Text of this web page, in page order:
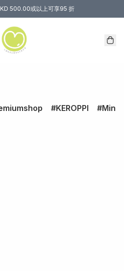
500.00或以上可享95 折
KEROPPI